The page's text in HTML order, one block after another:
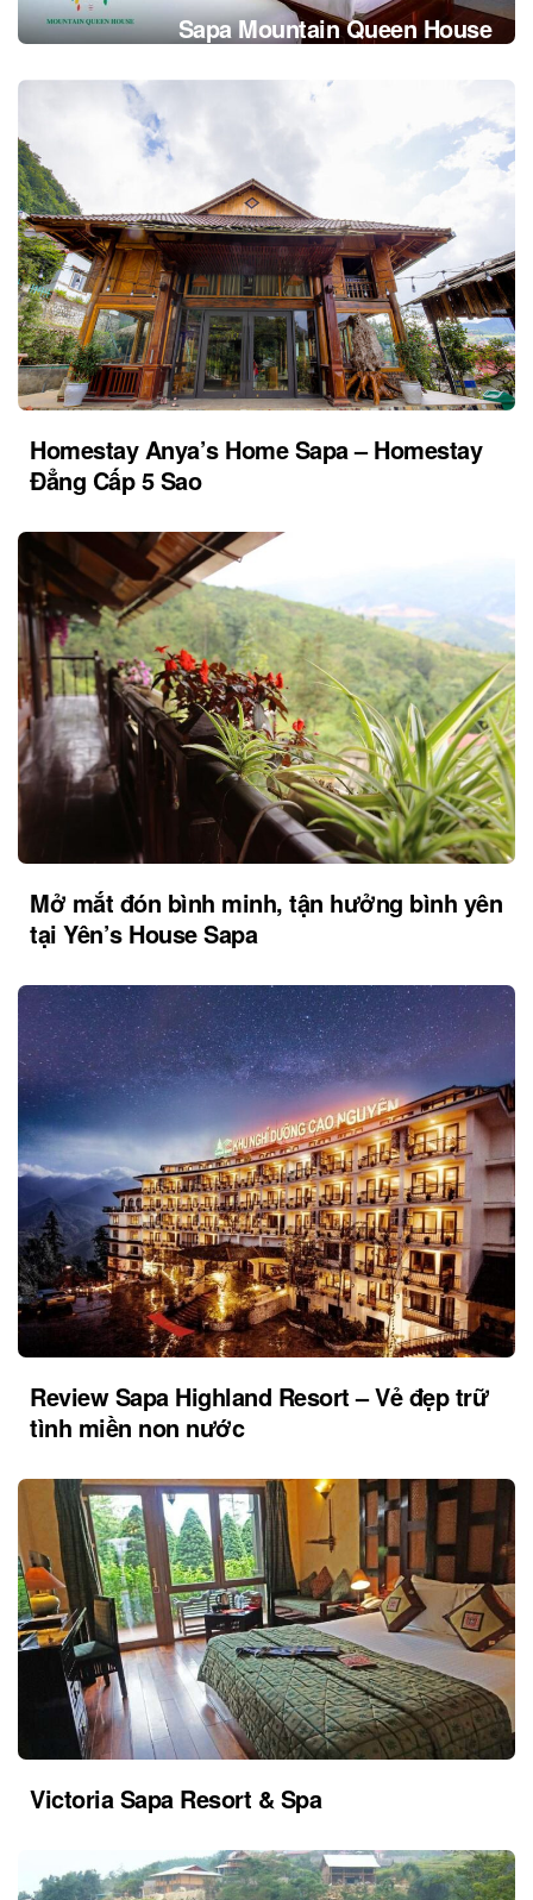
Sapa Mountain Queen House
Homestay Anya’s Home Sapa – Homestay
Đẳng Cấp 5 Sao
Mở mắt đón bình minh, tận hưởng bình yên
tại Yên’s House Sapa
Review Sapa Highland Resort – Vẻ đẹp trữ
tình miền non nước
Victoria Sapa Resort & Spa